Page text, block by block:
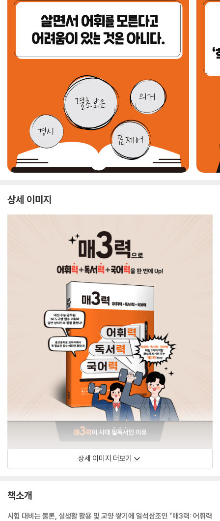
상세 이미지
상세 이미지 더보기
책소개
시험 대비는 물론, 실생활 활용 및 교양 쌓기에 일석삼조인 『매3력: 어휘력